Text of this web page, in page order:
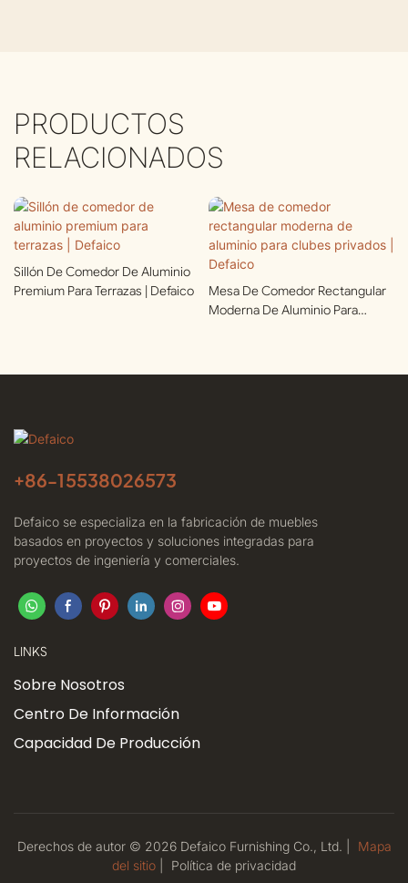
PRODUCTOS
RELACIONADOS
Sillón De Comedor De Aluminio
Premium Para Terrazas | Defaico
Mesa De Comedor Rectangular
Moderna De Aluminio Para
+86-15538026573
Defaico se especializa en la fabricación de muebles
basados ​​en proyectos y soluciones integradas para
proyectos de ingeniería y comerciales.
LINKS
Sobre Nosotros
Centro De Información
Capacidad De Producción
Derechos de autor © 2026 Defaico Furnishing Co., Ltd. |
Mapa
del sitio
Política de privacidad